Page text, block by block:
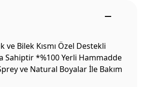
Bilek Kısmı Özel Destekli
Sahiptir *%100 Yerli Hammadde
ve Natural Boyalar İle Bakım